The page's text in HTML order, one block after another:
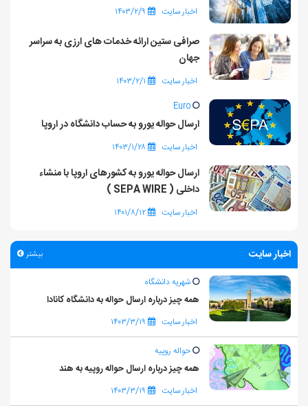
اخبار سایت ۱۴۰۳/۲/۹
صرافی ستین ارائه خدمات های ارزی به سراسر
جهان
اخبار سایت
۱۴۰۳/۲/۱
Euro
ارسال حواله یورو به حساب دانشگاه در اروپا
اخبار سایت ۱۴۰۳/۱/۲۸
ارسال حواله یورو به کشورهای اروپا با منشاء
داخلی ( SEPA WIRE )
اخبار سایت ۱۴۰۱/۸/۱۲
اخبار سایت بیشتر
شهریه دانشگاه
همه چیز درباره ارسال حواله به دانشگاه کانادا
اخبار سایت ۱۴۰۳/۳/۱۹
حواله روپیه
همه چیز درباره ارسال حواله روپیه به هند
اخبار سایت ۱۴۰۳/۳/۱۹